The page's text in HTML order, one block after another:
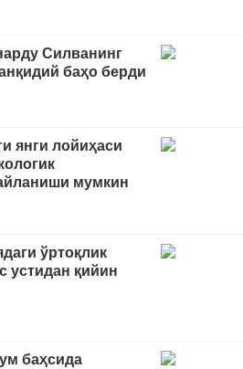
Силванинг
баҳо берди
янги лойиҳаси
мумкин
ўртоқлик
устидан қийин
баҳсида